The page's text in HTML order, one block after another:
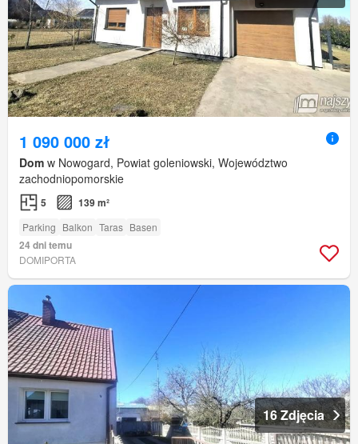
1 090 000 zł
Dom w Nowogard, Powiat goleniowski, Województwo
zachodniopomorskie
5 139 m²
Parking Balkon Taras Basen
24 dni temu
DOMIPORTA
16 Zdjęcia